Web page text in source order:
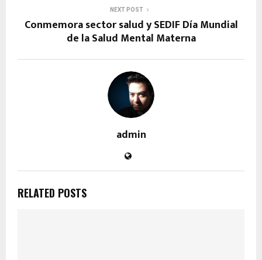
NEXT POST
Conmemora sector salud y SEDIF Día Mundial
de la Salud Mental Materna
admin
RELATED POSTS